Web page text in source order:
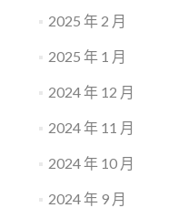
2025 年 2 月
2025 年 1 月
2024 年 12 月
2024 年 11 月
2024 年 10 月
2024 年 9 月